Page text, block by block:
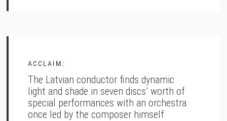
ACCLAIM:
The Latvian conductor finds dynamic
light and shade in seven discs’ worth of
special performances with an orchestra
once led by the composer himself